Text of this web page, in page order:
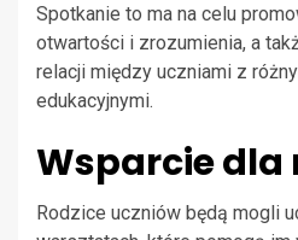
Spotkanie to ma na celu
otwartości i zrozumienia, a
relacji między uczniami z
edukacyjnymi.
Wsparcie dla
Rodzice uczniów będą mogli